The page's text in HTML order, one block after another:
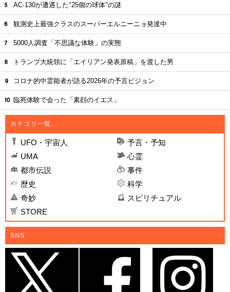
AC-130が遭遇した"25個の球体"の謎
観測史上最強クラスのスーパーエルニーニョ発達中
5000人調査「不思議な体験」の実態
トランプ大統領に「エイリアン発表原稿」を渡した男
コロナ的中霊能者が語る2026年の予言ビジョン
臨死体験で会った「素顔のイエス」
カテゴリ一覧
UFO・宇宙人
予言・予知
UMA
心霊
都市伝説
事件
歴史
科学
奇妙
スピリチュアル
STORE
SNS